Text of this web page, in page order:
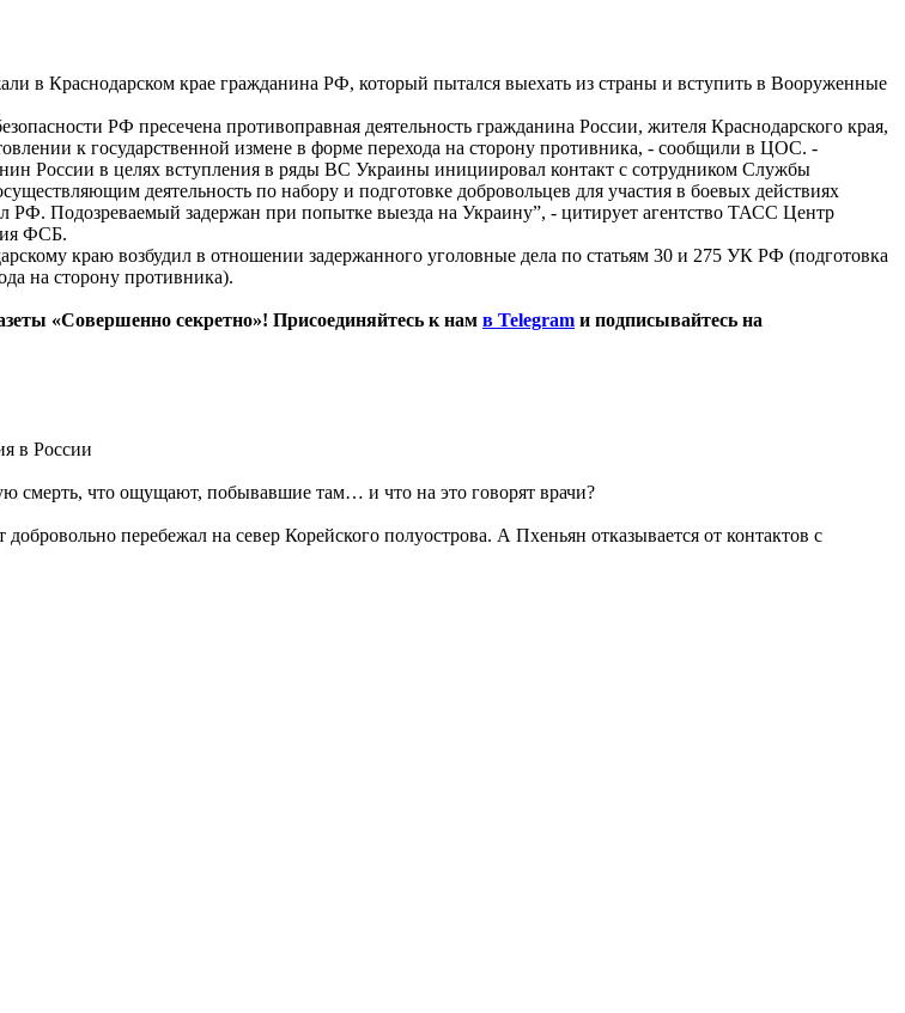
в Краснодарском крае гражданина РФ, который пытался выехать из страны и вступить в Вооруженные
РФ пресечена противоправная деятельность гражданина России, жителя Краснодарского края,
к государственной измене в форме перехода на сторону противника, - сообщили в ЦОС. -
России в целях вступления в ряды ВС Украины инициировал контакт с сотрудником Службы
деятельность по набору и подготовке добровольцев для участия в боевых действиях
РФ. Подозреваемый задержан при попытке выезда на Украину”, - цитирует агентство ТАСС Центр
ФСБ.
краю возбудил в отношении задержанного уголовные дела по статьям 30 и 275 УК РФ (подготовка
на сторону противника).
«Совершенно секретно»! Присоединяйтесь к нам в Telegram и подписывайтесь на
в России
смерть, что ощущают, побывавшие там… и что на это говорят врачи?
перебежал на север Корейского полуострова. А Пхеньян отказывается от контактов с